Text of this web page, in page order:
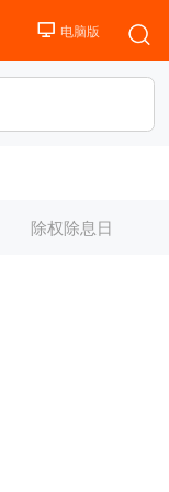
除权除息日